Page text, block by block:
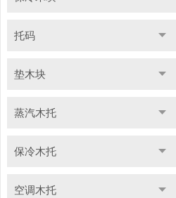
托码
垫木块
蒸汽木托
保冷木托
空调木托